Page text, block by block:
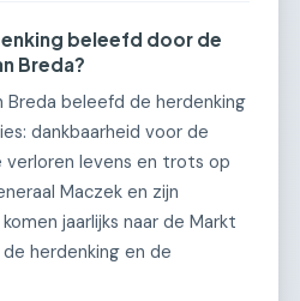
beleefd door de
Breda?
Breda beleefd de herdenking
dankbaarheid voor de
levens en trots op
Maczek en zijn
jaarlijks naar de Markt
herdenking en de